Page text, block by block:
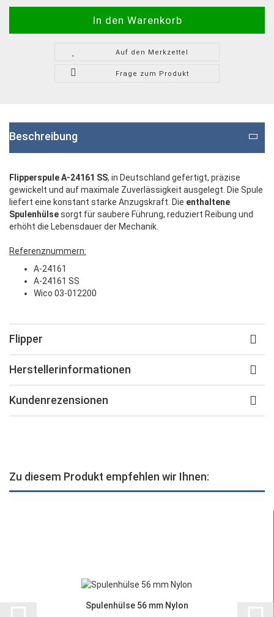
Auf den Merkzettel
Frage zum Produkt
Beschreibung
Flipperspule A-24161 SS, in Deutschland gefertigt, präzise
gewickelt und auf maximale Zuverlässigkeit ausgelegt. Die Spule
liefert eine konstant starke Anzugskraft. Die enthaltene
Spulenhülsesorgt für saubere Führung, reduziert Reibung und
erhöht die Lebensdauer der Mechanik.
Referenznummern:
A-24161
A-24161 SS
Wico 03-012200
Flipper
Herstellerinformationen
Kundenrezensionen
Zu diesem Produkt empfehlen wir Ihnen:
Spulenhülse 56 mm Nylon